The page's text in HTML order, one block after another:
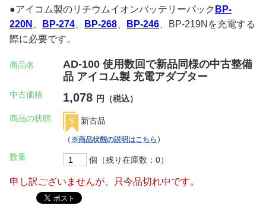
●アイコム製のリチウムイオンバッテリーパック BP-
220N
BP-274 BP-268 BP-246 、BP-219Nを充電する
際に必要です。
商品名
AD-100 使用数回で新品同様の中古整備
品 アイコム製 充電アダプター
中古価格 1,078 円（税込）
商品の状態 S
新古品
（ ※商品状態の説明はこちら ）
数量
個（残り在庫数：0）
申し訳ございませんが、只今品切れ中です。